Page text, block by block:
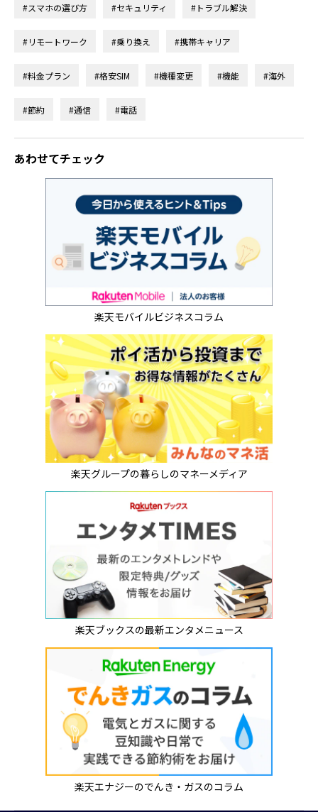
#スマホの選び方 #セキュリティ #トラブル解決
#リモートワーク #乗り換え #携帯キャリア
#料金プラン #格安SIM #機種変更 #機能 #海外
#節約 #通信 #電話
あわせてチェック
楽天モバイルビジネスコラム
楽天グループの暮らしのマネーメディア
楽天ブックスの最新エンタメニュース
楽天エナジーのでんき・ガスのコラム